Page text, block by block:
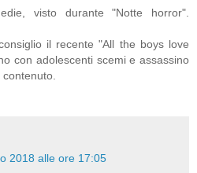
visto durante "Notte horror".
il recente "All the boys love
con adolescenti scemi e assassino
2018 alle ore 17:05